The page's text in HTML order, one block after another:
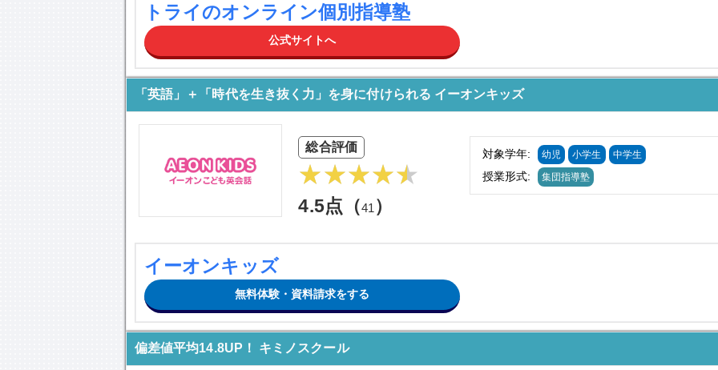
トライのオンライン個別指導塾
公式サイトへ
「英語」＋「時代を生き抜く力」を身に付けられる イーオンキッズ
総合評価
4.5点（41 ）
対象学年: 幼児 小学生 中学生
授業形式: 集団指導塾
イーオンキッズ
無料体験・資料請求をする
偏差値平均14.8UP！ キミノスクール